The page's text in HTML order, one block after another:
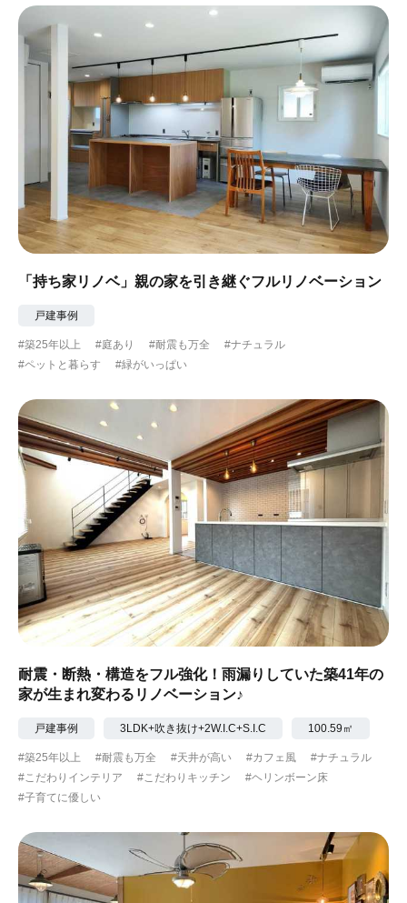
「持ち家リノベ」親の家を引き継ぐフルリノベーション
戸建事例
#築25年以上 #庭あり #耐震も万全
#ナチュラル
#ペットと暮らす
#緑がいっぱい
耐震・断熱・構造をフル強化！雨漏りしていた築41年の
家が生まれ変わるリノベーション♪
戸建事例 3LDK+吹き抜け+2W.I.C+S.I.C 100.59㎡
#築25年以上 #耐震も万全 #天井が高い #カフェ風
#ナチュラル
#こだわりインテリア
#こだわりキッチン
#ヘリンボーン床
#子育てに優しい